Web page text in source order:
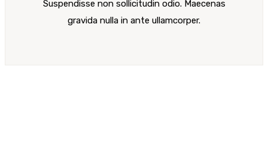
Suspendisse non sollicitudin odio. Maecenas
gravida nulla in ante ullamcorper.